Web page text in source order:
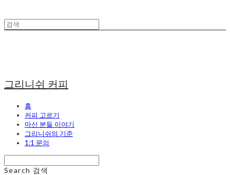
그리니쉬 커피
홈
커피 고르기
마신 분들 이야기
그리니쉬의 기준
1:1 문의
Search 검색